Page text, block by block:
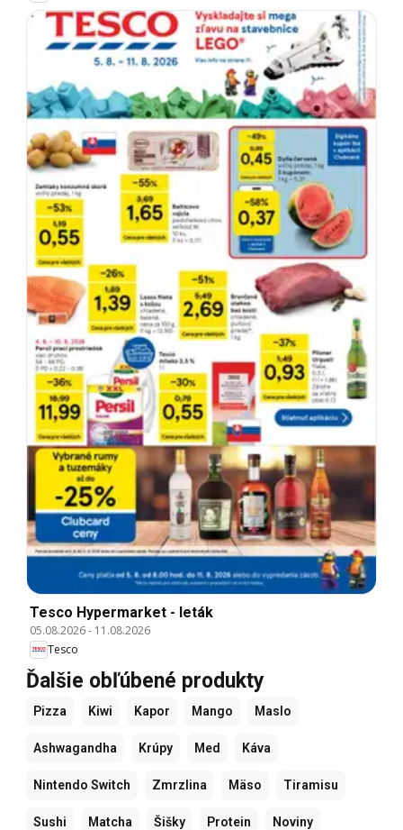
Tesco Hypermarket - leták
05.08.2026- 11.08.2026
Tesco
Ďalšie obľúbené produkty
Pizza Kiwi Kapor Mango Maslo
Ashwagandha Krúpy Med Káva
Nintendo Switch Zmrzlina Mäso Tiramisu
Sushi Matcha Šišky Protein Noviny